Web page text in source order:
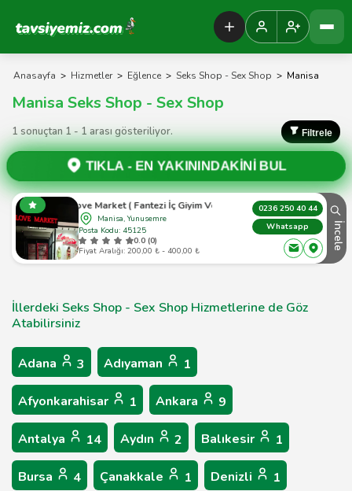
Tavsiyemiz Anasayfa
Anasayfa > Hizmetler > Eğlence > Seks Shop - Sex Shop > Manisa
Manisa Seks Shop - Sex Shop
1 sonuçtan 1 - 1 arası gösteriliyor. Filtrele
TIKLA -EN YAKININDAKİNİ BUL
Manisa Love Market ( Fantezi İç Giyim Ve Erotic Market )
Manisa, Yunusemre
Posta Kodu: 45125
0.0 (0)
Fiyat Aralığı: 200,00 ₺ - 400,00 ₺
0236 250 40 44
Whatsapp
İncele
İllerdeki Seks Shop - Sex Shop Hizmetlerine de Göz
Atabilirsiniz
Adana 3 Adıyaman 1
Afyonkarahisar 1 Ankara 9
Antalya 14 Aydın 2 Balıkesir 1
Bursa 4 Çanakkale 1 Denizli 1